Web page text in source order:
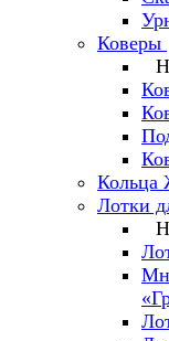
Коверы
Лотки